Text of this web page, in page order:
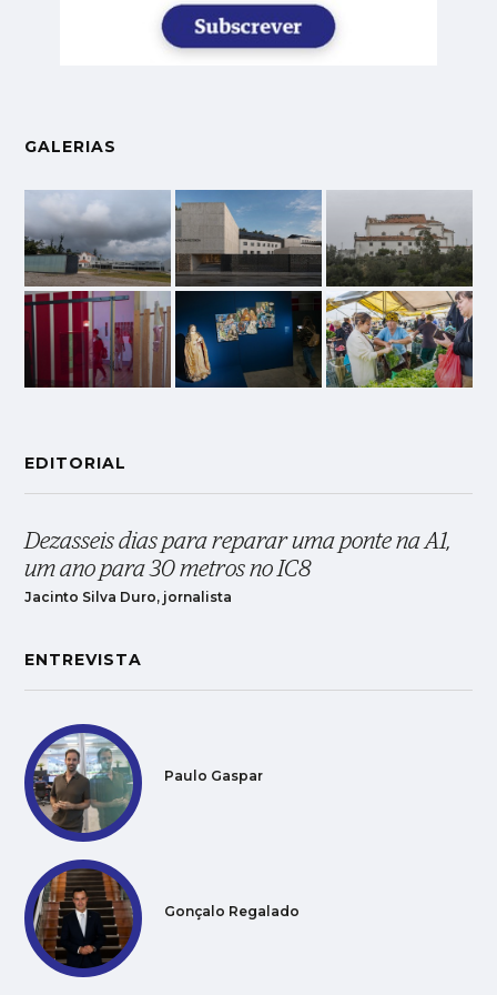
GALERIAS
EDITORIAL
Dezasseis dias para reparar uma ponte na A1,
um ano para 30 metros no IC8
Jacinto Silva Duro, jornalista
ENTREVISTA
Paulo Gaspar
Gonçalo Regalado